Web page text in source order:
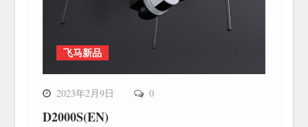
飞马新品
2023年2月9日 0
D2000S(EN)